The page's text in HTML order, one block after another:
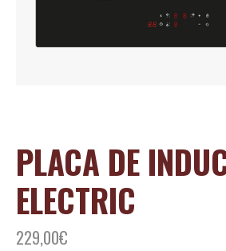
PLACA DE
ELECTRIC
229,00€